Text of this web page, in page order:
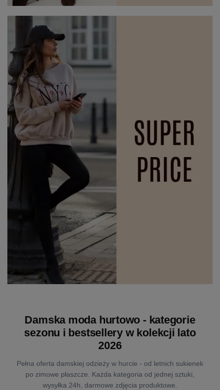
Damska moda hurtowo - kategorie
sezonu i bestsellery w kolekcji lato
2026
Pełna oferta damskiej odzieży w hurcie - od letnich sukienek
po zimowe płaszcze. Każda kategoria od jednej sztuki,
wysyłka 24h, darmowe zdjęcia produktowe.